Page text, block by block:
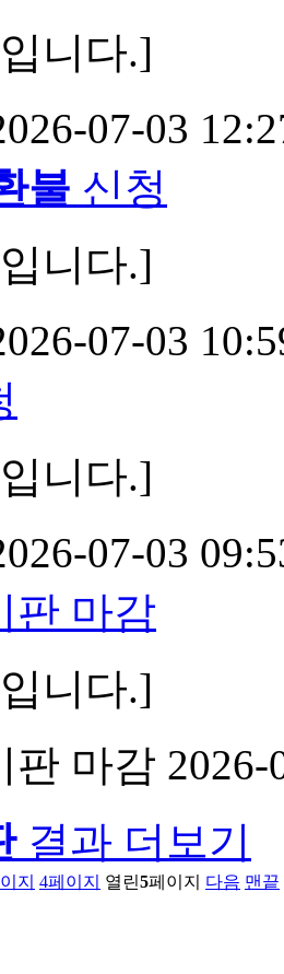
니다.]
07-03
불 신청
니다.]
07-03
니다.]
07-03
판 마감
니다.]
판 마감 2026-
결과 더보기
지 4페이지 열린5페이지 다음 맨끝